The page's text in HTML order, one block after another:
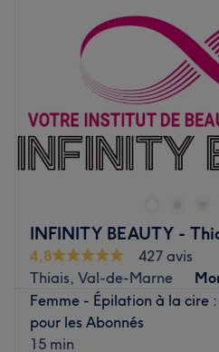
INFINITY BEAUTY -
4,8
427 avis
Thiais, Val-de-Marne
Femme - Épilation à la cire :
pour les Abonnés
15 min